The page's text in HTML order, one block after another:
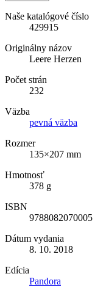
Naše katalógové číslo
429915
Originálny názov
Leere Herzen
Počet strán
232
Väzba
pevná väzba
Rozmer
135×207 mm
Hmotnosť
378 g
ISBN
9788082070005
Dátum vydania
8. 10. 2018
Edícia
Pandora